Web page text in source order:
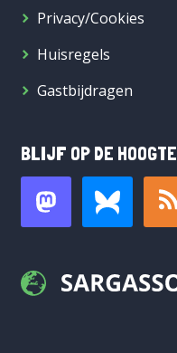
Privacy/Cookies
Huisregels
Gastbijdragen
BLIJF OP DE HOOGTE